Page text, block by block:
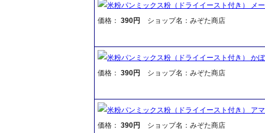
米粉パンミックス粉（ドライイースト付き） メ
価格： 390円 ショップ名：みぞた商店
米粉パンミックス粉（ドライイースト付き） か
価格： 390円 ショップ名：みぞた商店
米粉パンミックス粉（ドライイースト付き） ア
価格： 390円 ショップ名：みぞた商店